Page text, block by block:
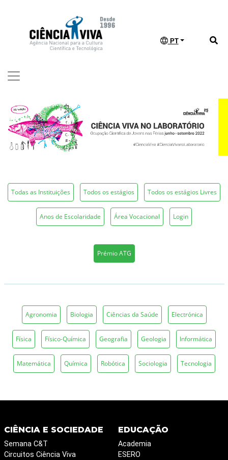
PT
Todas as Instituições Todos os estágios Todos os estágios Livres
Anos de Escolaridade Área Vocacional Login
Prémio ATG
Agronomia Biologia Ciências da Saúde Electrónica
Física Físico-Química Geografia Geologia Informática
Matemática Química Robótica Sociologia Tecnologia
CIÊNCIA E SOCIEDADE
Semana C&T
Circuitos Ciência Viva
EDUCAÇÃO
Academia
ESERO